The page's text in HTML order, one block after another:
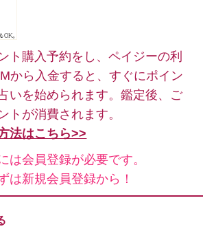
ト購入予約をし、ペイジーの利
から入金すると、すぐにポイン
いを始められます。鑑定後、ご
トが消費されます。
法はこちら>>
は会員登録が必要です。
は新規会員登録から！